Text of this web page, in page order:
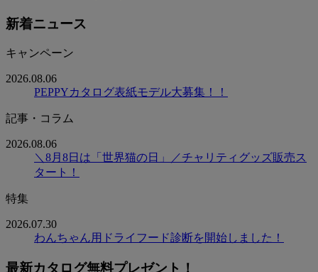
新着ニュース
キャンペーン
2026.08.06
PEPPYカタログ表紙モデル大募集！！
記事・コラム
2026.08.06
＼8月8日は「世界猫の日」／チャリティグッズ販売ス
タート！
特集
2026.07.30
わんちゃん用ドライフード診断を開始しました！
最新カタログ無料プレゼント！